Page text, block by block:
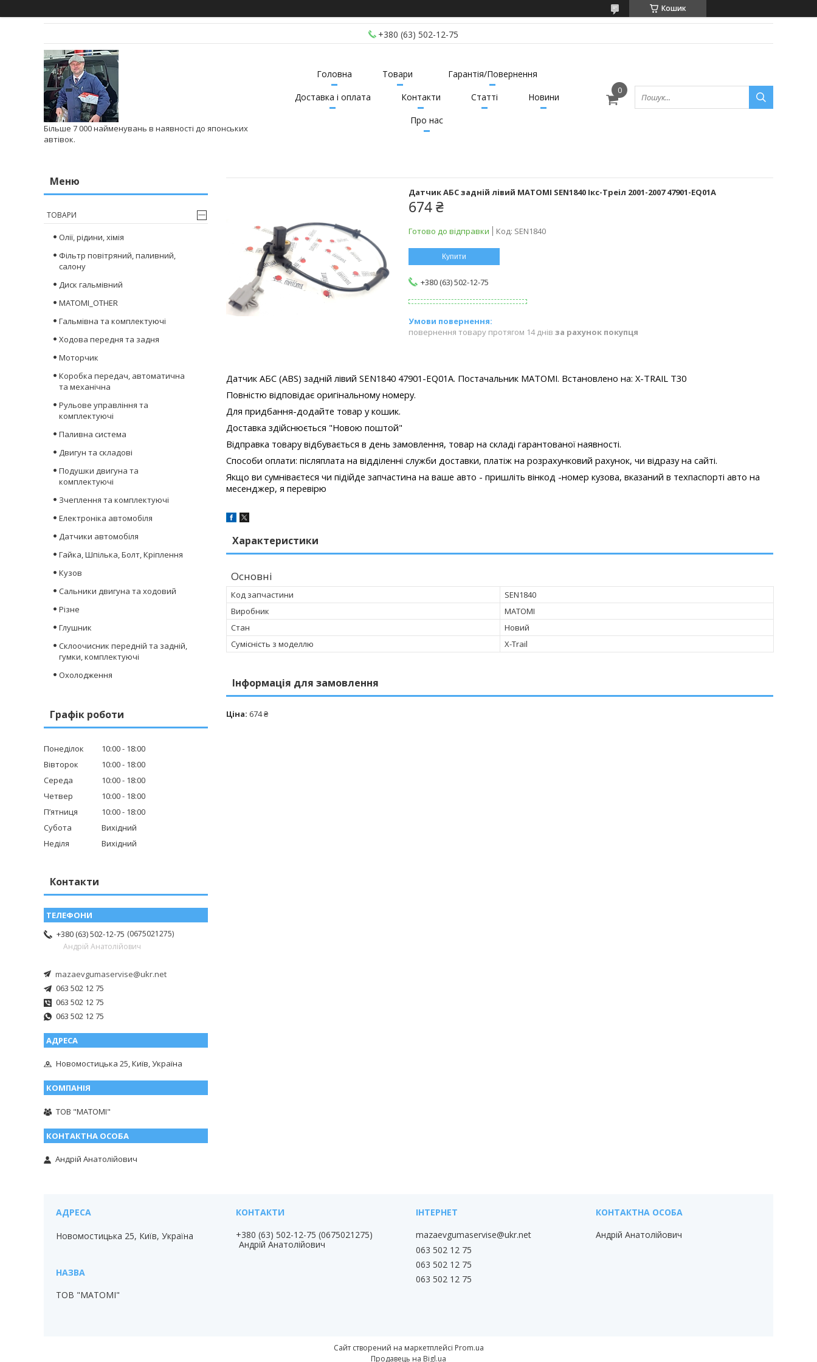
Кошик
+380 (63) 502-12-75
Більше 7 000 найменувань в наявності до японських
автівок.
Головна Товари
Гарантія/Повернення
Доставка і оплата
Контакти Статті
Новини
Про нас
Датчик АБС задній лівий MATOMI SEN1840 Ікс-Треіл 2001-2007 47901-EQ01A
674 ₴
Готово до відправки Код: SEN1840
Купити
+380 (63) 502-12-75
повернення товару протягом 14 днів за рахунок покупця
Датчик АБС (ABS) задній лівий SEN1840 47901-EQ01A. Постачальник МАТОМІ. Встановлено на: X-TRAIL T30
Повністю відповідає оригінальному номеру.
Для придбання-додайте товар у кошик.
Доставка здійснюється "Новою поштой"
Відправка товару відбувається в день замовлення, товар на складі гарантованої наявності.
Способи оплати: післяплата на відділенні служби доставки, платіж на розрахунковий рахунок, чи відразу на сайті.
Якщо ви сумніваєтеся чи підійде запчастина на ваше авто - пришліть вінкод -номер кузова, вказаний в техпаспорті авто на
месенджер, я перевірю
Характеристики
Основні
Код запчастини
SEN1840
Виробник
MATOMI
Стан
Новий
Сумісність з моделлю
X-Trail
Інформація для замовлення
Ціна: 674 ₴
ТОВАРИ
Олії, рідини, хімія
Фільтр повітряний, паливний,
салону
Диск гальмівний
MATOMI_OTHER
Гальмівна та комплектуючі
Ходова передня та задня
Моторчик
Коробка передач, автоматична
та механічна
Рульове управління та
комплектуючі
Паливна система
Двигун та складові
Подушки двигуна та
комплектуючі
Зчеплення та комплектуючі
Електроніка автомобіля
Датчики автомобіля
Гайка, Шпілька, Болт, Кріплення
Кузов
Сальники двигуна та ходовий
Різне
Глушник
Склоочисник передній та задній,
гумки, комплектуючі
Охолодження
Графік роботи
Понеділок 10:00
18:00
Вівторок
10:00
18:00
Середа
10:00
18:00
Четвер
10:00
18:00
Пʼятниця
10:00
18:00
Субота
Вихідний
Неділя
Вихідний
Контакти
+380 (63) 502-12-75 0675021275
Андрій Анатолійович
mazaevgumaservise@ukr.net
063 502 12 75
063 502 12 75
063 502 12 75
Новомостицька 25, Київ, Україна
ТОВ "МАТОМІ"
Андрій Анатолійович
Новомостицька 25, Київ, Україна
ТОВ "МАТОМІ"
+380 (63) 502-12-75 0675021275
Андрій Анатолійович
mazaevgumaservise@ukr.net
063 502 12 75
063 502 12 75
063 502 12 75
Андрій Анатолійович
Сайт створений на маркетплейсі Prom.ua
Продавець на Bigl.ua